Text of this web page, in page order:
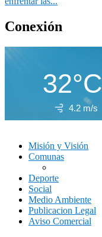
Conexión
32°C
4.2 m/s
Misión y Visión
Comunas
Deporte
Social
Medio Ambiente
Publicacion Legal
Aviso Comercial